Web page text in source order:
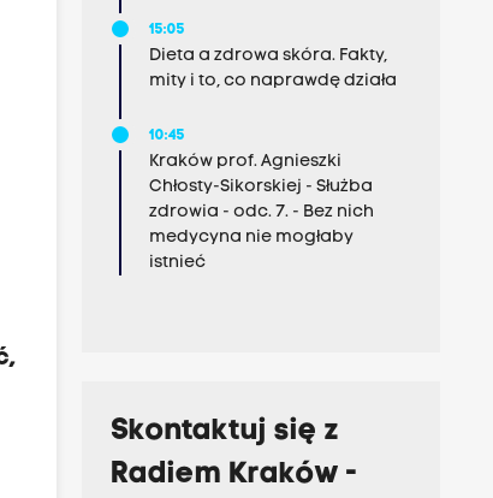
15:05
Dieta a zdrowa skóra. Fakty,
mity i to, co naprawdę działa
10:45
Kraków prof. Agnieszki
Chłosty-Sikorskiej - Służba
zdrowia - odc. 7. - Bez nich
medycyna nie mogłaby
istnieć
Skontaktuj się z
Radiem Kraków -